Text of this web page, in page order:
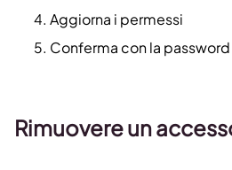
Aggiorna i permessi
Conferma con la password
Rimuovere un